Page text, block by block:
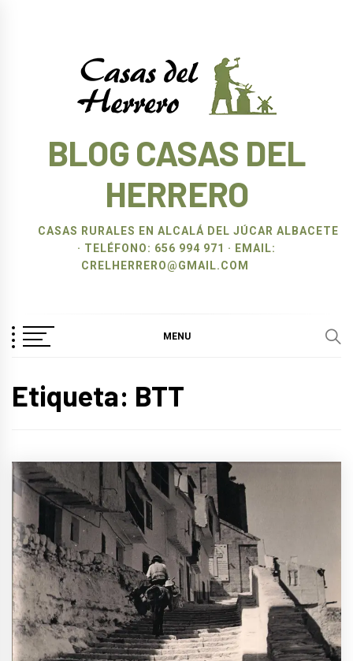
BLOG CASAS DEL
HERRERO
CASAS RURALES EN ALCALÁ DEL JÚCAR ALBACETE
· TELÉFONO: 656 994 971 · EMAIL:
CRELHERRERO@GMAIL.COM
MENU
Etiqueta: BTT